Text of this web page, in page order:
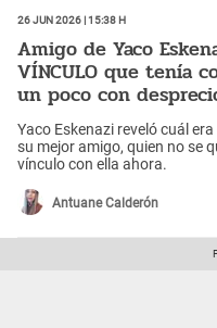
26 Jun 2026 | 15:38 h
Amigo de Yaco
VÍNCULO que tenía
un poco con
Yaco Eskenazi reveló cuál
su mejor amigo, quien no se
vínculo con ella ahora.
Antuane Calderón